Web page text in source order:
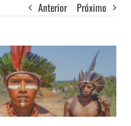
Anterior Próximo